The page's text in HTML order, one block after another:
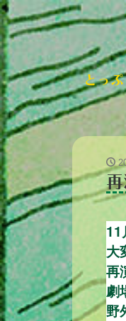
とっぷ
11
大
再
劇
野